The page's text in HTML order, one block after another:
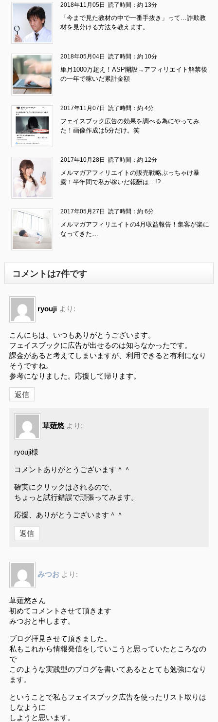
2018年11月05日 読了時間：約 13分
「今まで見た教材の中で一番手抜き」って…詐欺教
材を見分ける方法を教えます。
2018年05月04日 読了時間：約 10分
単月1000万超え！ASP開設→アフィリエイト解禁後
の一年で稼いだ累計金額
2017年11月07日 読了時間：約 4分
フェイスブック広告の効果を調べる為にやってみ
た！画像作成は5分だけ。笑
2017年10月28日 読了時間：約 12分
メルマガアフィリエイトの販売戦略ぶっちゃけ暴
露！半年間で私が稼いだ報酬は…!?
2017年05月27日 読了時間：約 6分
メルマガアフィリエイトの4月収益報告！集客が楽に
なってきた…
コメントは7件です
ryouji より:
こんにちは。いつもありがとうございます。
フェイスブックに広告が出せるのは知らなかったです。
課金があると考えてしまいますが、利用できると有利になり
そうですね。
参考になりました。応援して帰ります。
返信
草薙悠 より:
ryouji様
コメントありがとうございます＾＾
確実にクリックはされるので、
ちょっと試行錯誤で頑張ってみます。
応援、ありがとうございます＾＾
返信
みつお より:
草薙悠さん
初めてコメントさせて頂きます
みつおと申します。
ブログ拝見させて頂きました。
私もこれから情報発信をしていこうと思っていたところなの
で
このような実践型のブログを書いてあるととても勉強になり
ます。
ということで私もフェイスブック広告を使ったリスト取りは
しなように
しようと思います。